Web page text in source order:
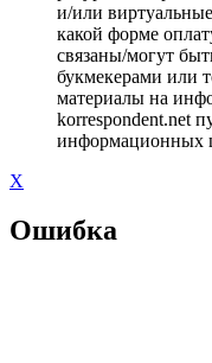
и/или
какой форме
связаны/могут
букмекерами или
материалы на
korrespondent.net
информационных
X
Ошибка